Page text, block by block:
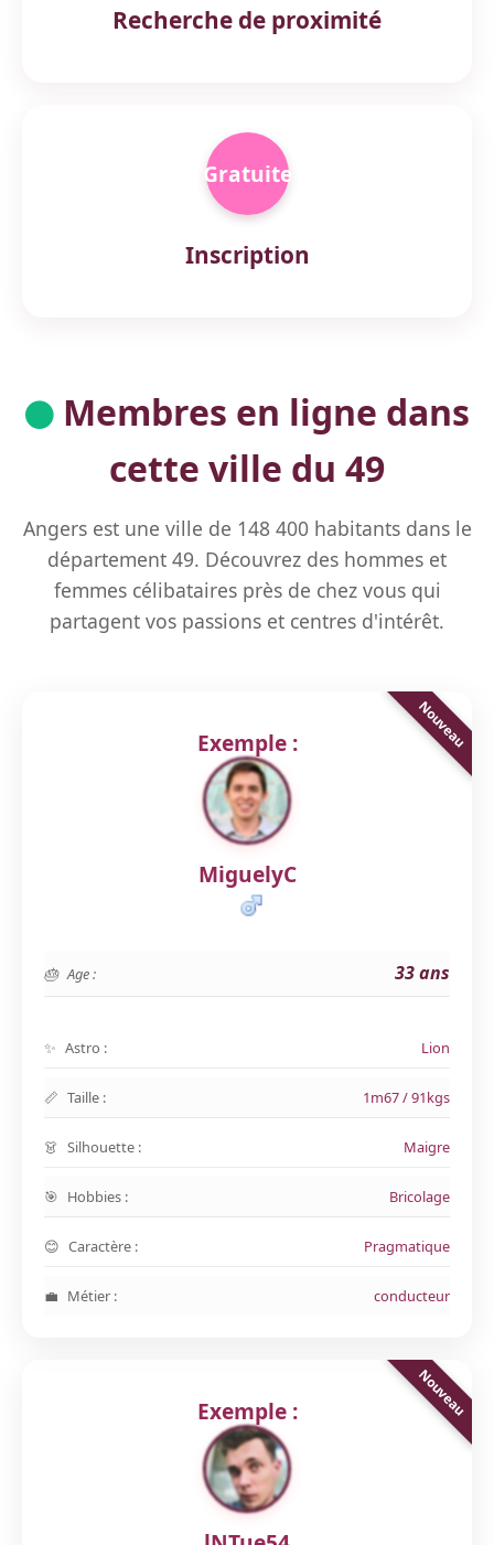
Recherche de proximité
Gratuite
Inscription
Membres en ligne dans
cette ville du 49
Angers est une ville de 148 400 habitants dans le
département 49. Découvrez des hommes et
femmes célibataires près de chez vous qui
partagent vos passions et centres d'intérêt.
Exemple :
MiguelyC
Age : 33 ans
Astro : Lion
Taille : 1m67 / 91kgs
Silhouette : Maigre
Hobbies : Bricolage
Caractère : Pragmatique
Métier : conducteur
Exemple :